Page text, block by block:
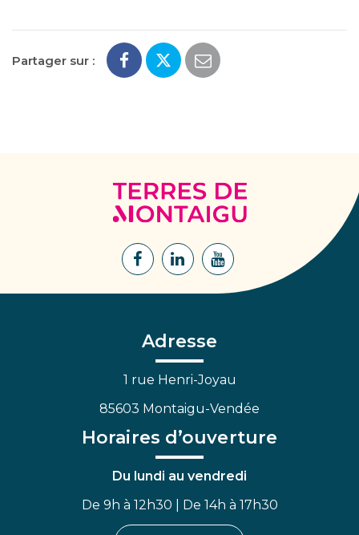
Partager sur :
Terres
de
Montaigu
Lien
Facebook
Lien
Lien
Adresse
1 rue Henri-Joyau
85603 Montaigu-Vendée
Horaires d’ouverture
Du lundi au vendredi
De 9h à 12h30 | De 14h à 17h30